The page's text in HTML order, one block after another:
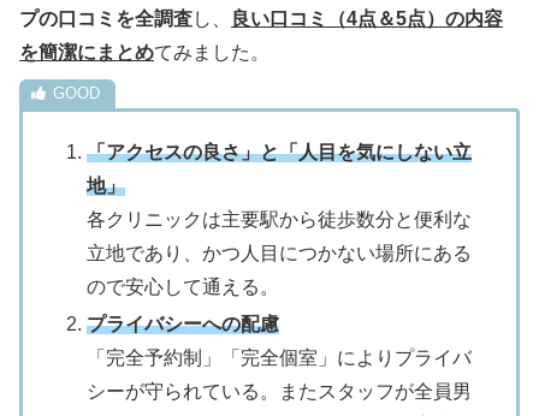
プの口コミを全調査し、
良い口コミ（4点＆5点）の内容
を簡潔にまとめてみました。
「アクセスの良さ」と「人目を気にしない立
地」
各クリニックは主要駅から徒歩数分と便利な
立地であり、かつ人目につかない場所にある
ので安心して通える。
プライバシーへの配慮
「完全予約制」「完全個室」によりプライバ
シーが守られている。またスタッフが全員男